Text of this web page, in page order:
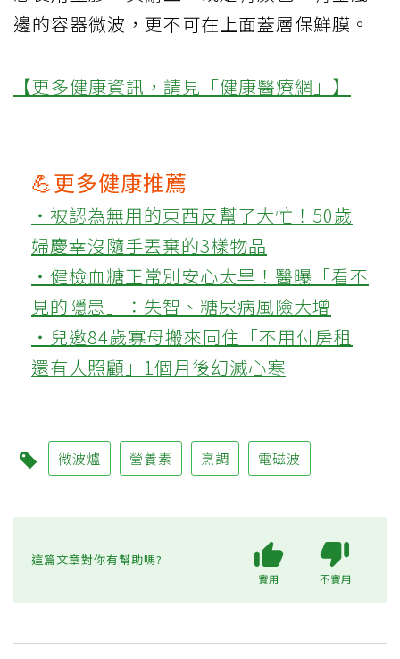
邊的容器微波，更不可在上面蓋層保鮮膜。
【更多健康資訊，請見「健康醫療網」】
💪更多健康推薦
‧被認為無用的東西反幫了大忙！50歲
婦慶幸沒隨手丟棄的3樣物品
‧健檢血糖正常別安心太早！醫曝「看不
見的隱患」：失智、糖尿病風險大增
‧兒邀84歲寡母搬來同住「不用付房租
還有人照顧」1個月後幻滅心寒
微波爐 營養素 烹調 電磁波
這篇文章對你有幫助嗎?
實用 不實用